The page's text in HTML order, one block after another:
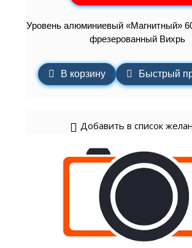
Уровень алюминиевый «Магнитный»
фрезерованный Вихрь
В корзину Быстрый
Добавить в список